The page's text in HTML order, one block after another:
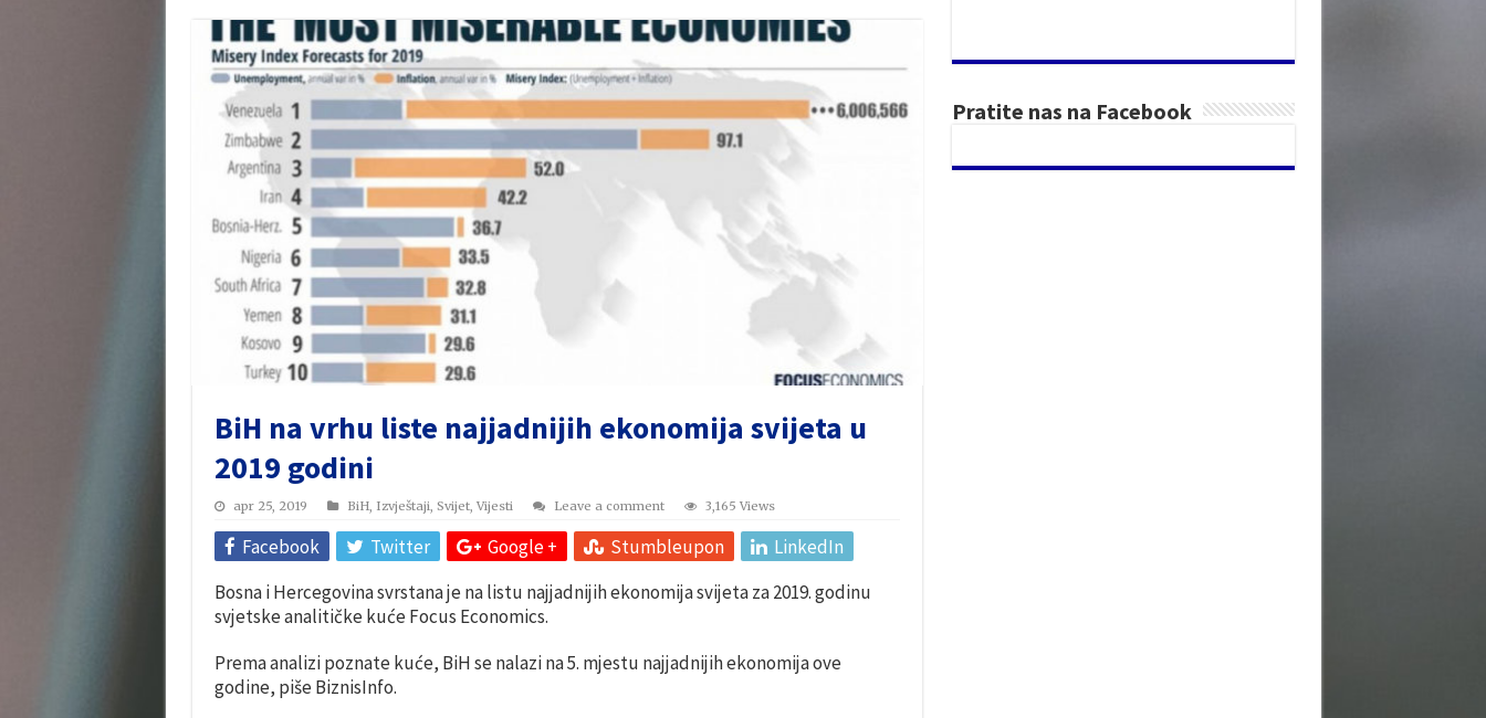
BiH na vrhu liste najjadnijih ekonomija svijeta u
2019 godini
apr 25, 2019 BiH, Izvještaji, Svijet, Vijesti Leave a comment 3,165 Views
Facebook Twitter Google + Stumbleupon
LinkedIn
Bosna i Hercegovina svrstana je na listu najjadnijih ekonomija svijeta za 2019. godinu
svjetske analitičke kuće Focus Economics.
Prema analizi poznate kuće, BiH se nalazi na 5. mjestu najjadnijih ekonomija ove
godine, piše BiznisInfo.
Pratite nas na Facebook